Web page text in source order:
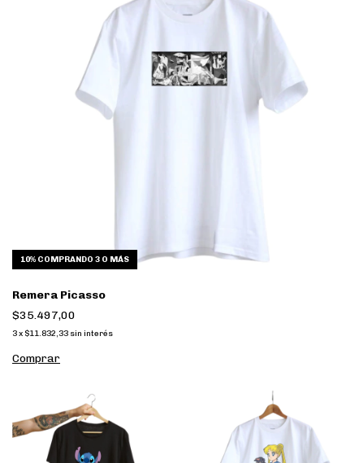
10% COMPRANDO 3 O MÁS
Remera Picasso
$35.497,00
3x $11.832,33 sin interés
Comprar